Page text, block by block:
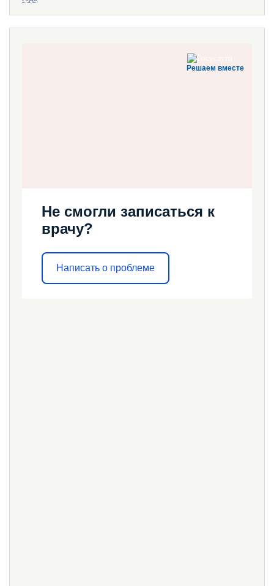
Решаем вместе
Не смогли записаться к
врачу?
Написать о проблеме